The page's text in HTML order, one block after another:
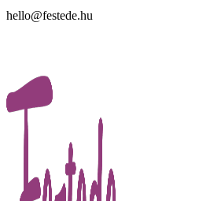
hello@festede.hu